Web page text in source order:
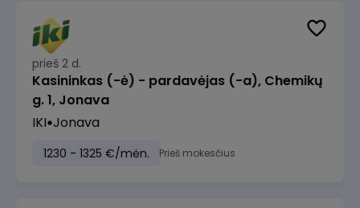
prieš 2 d.
Kasininkas (-ė) - pardavėjas (-a), Chemikų
g. 1, Jonava
IKI Jonava
1230 - 1325 €/mėn. Prieš mokesčius